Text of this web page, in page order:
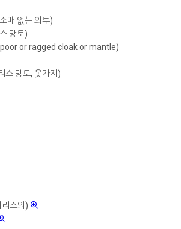
매 없는 외투)
망토)
or ragged cloak or mantle)
스 망토, 옷가지)
스의)